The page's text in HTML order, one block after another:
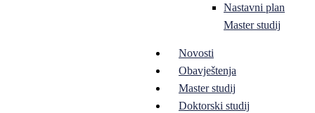
Nastavni plan
Master studij
Novosti
Obavještenja
Master studij
Doktorski studij